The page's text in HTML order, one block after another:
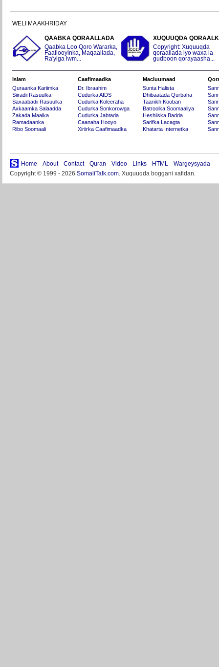
WELI MA AKHRIDAY
QAABKA QORAALLADA
Qaabka Loo Qoro Wararka,
Faallooyinka, Maqaallada,
Ra'yiga iwm...
XUQUUQDA
Copyright: Xuquuqda
qoraallada iyo waxa la
gudboon qorayaasha...
Islam
Quraanka Kariimka
Siiradii Rasuulka
Saxaabadii Rasuulka
Axkaamka Salaadda
Zakada Maalka
Ramadaanka
Ribo Soomaali
Caafimaadka
Dr. Ibraahim
Cudurka AIDS
Cudurka Koleeraha
Cudurka Sonkorowga
Cudurka Jabtada
Caanaha Hooyo
Xiriirka Caafimaadka
Macluumaad
Sunta Halista
Dhibaatada Qurbaha
Taariikh Kooban
Batroolka Soomaaliya
Heshiiska Badda
Sarifka Lacagta
Khatarta Internetka
Home About Contact Quran Video Links HTML
Wargeysyada
Copyright © 1999 - 2026 SomaliTalk.com. Xuquuqda boggani xafidan.